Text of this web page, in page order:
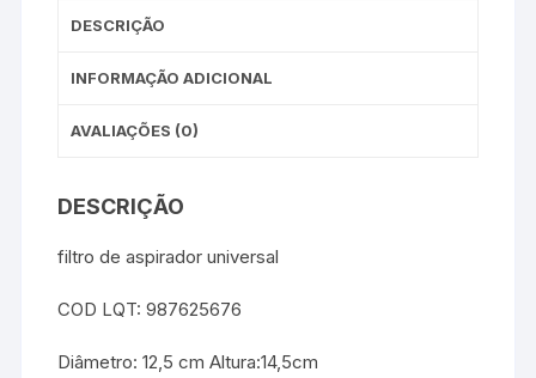
DESCRIÇÃO
INFORMAÇÃO ADICIONAL
AVALIAÇÕES (0)
DESCRIÇÃO
filtro de aspirador universal
COD LQT: 987625676
Diâmetro: 12,5 cm Altura:14,5cm